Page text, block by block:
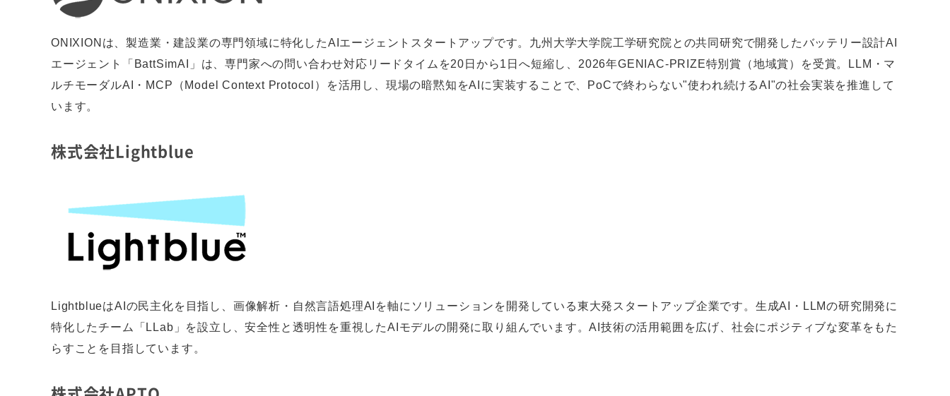
ONIXIONは、製造業・建設業の専門領域に特化したAIエージェントスタートアップです。九州大学大学院工学研究院との共同研究で開発したバッテリー設計AI
エージェント「BattSimAI」は、専門家への問い合わせ対応リードタイムを20日から1日へ短縮し、2026年GENIAC-PRIZE特別賞（地域賞）を受賞。LLM・マ
ルチモーダルAI・MCP（Model Context Protocol）を活用し、現場の暗黙知をAIに実装することで、PoCで終わらない"使われ続けるAI"の社会実装を推進して
います。
株式会社Lightblue
LightblueはAIの民主化を目指し、画像解析・自然言語処理AIを軸にソリューションを開発している東大発スタートアップ企業です。生成AI・LLMの研究開発に
特化したチーム「LLab」を設立し、安全性と透明性を重視したAIモデルの開発に取り組んでいます。AI技術の活用範囲を広げ、社会にポジティブな変革をもた
らすことを目指しています。